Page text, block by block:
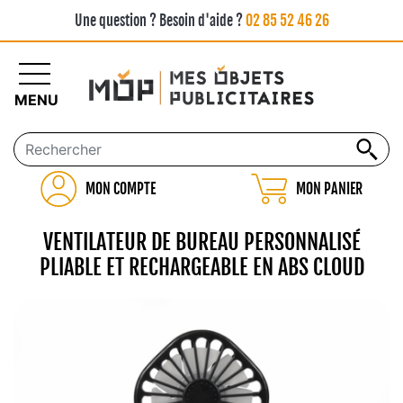
Une question ? Besoin d'aide ?02 85 52 46 26
MON COMPTE MON PANIER
MENU
VENTILATEUR DE BUREAU PERSONNALISÉ
PLIABLE ET RECHARGEABLE EN ABS CLOUD